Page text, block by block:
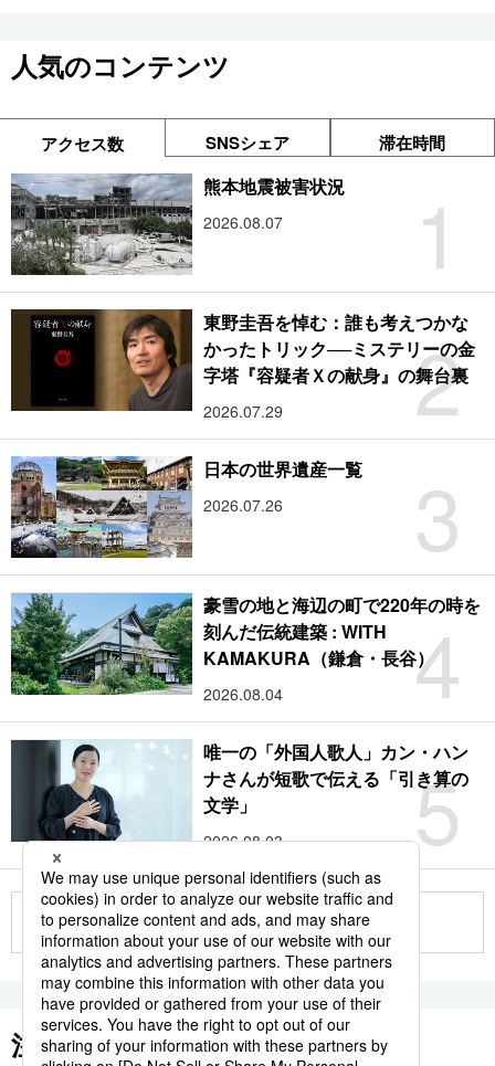
人気のコンテンツ
アクセス数 SNSシェア 滞在時間
1
熊本地震被害状況
2026.08.07
2
東野圭吾を悼む：誰も考えつかな
かったトリック──ミステリーの金
字塔『容疑者Ｘの献身』の舞台裏
2026.07.29
3
日本の世界遺産一覧
2026.07.26
4
豪雪の地と海辺の町で220年の時を
刻んだ伝統建築 : WITH
KAMAKURA（鎌倉・長谷）
2026.08.04
5
唯一の「外国人歌人」カン・ハン
ナさんが短歌で伝える「引き算の
文学」
2026.08.03
もっと見る
注目のキーワード